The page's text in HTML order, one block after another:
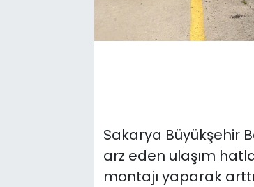
Sakarya Büyükşehir
arz eden ulaşım
montajı yaparak